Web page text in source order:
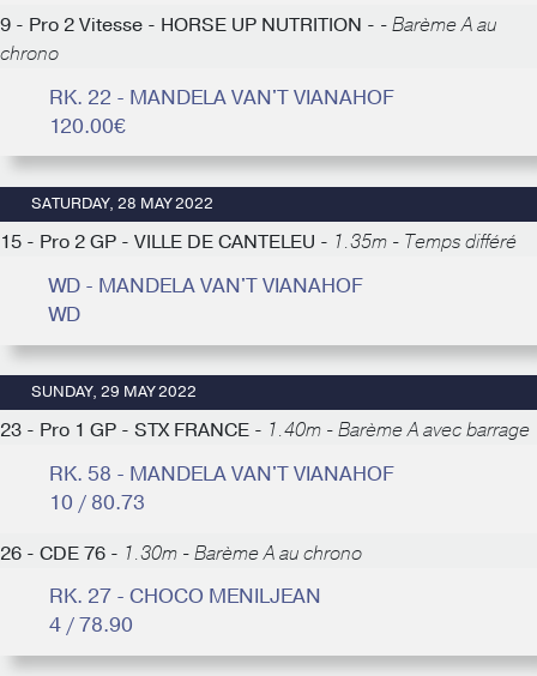
9 - Pro 2 Vitesse - HORSE UP NUTRITION - - Barème A au
chrono
RK. 22 - MANDELA VAN'T VIANAHOF
120.00€
SATURDAY, 28 MAY 2022
15 - Pro 2 GP - VILLE DE CANTELEU - 1.35m - Temps différé
WD - MANDELA VAN'T VIANAHOF
WD
SUNDAY, 29 MAY 2022
23 - Pro 1 GP - STX FRANCE - 1.40m - Barème A avec barrage
RK. 58 - MANDELA VAN'T VIANAHOF
10 / 80.73
26 - CDE 76 - 1.30m - Barème A au chrono
RK. 27 - CHOCO MENILJEAN
4 / 78.90